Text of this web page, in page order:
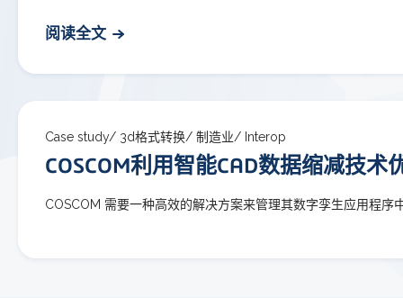
阅读全文
Case study/ 3d格式转换/ 制造业/ Interop
COSCOM利用智能CAD数据缩减技术
COSCOM 需要一种高效的解决方案来管理其数字孪生应用程